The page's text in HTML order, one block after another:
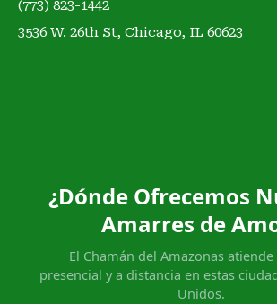
(773) 823-1442
3536 W. 26th St, Chicago, IL 60623
¿Dónde Ofrecemos
Amarres de
El Chamán del Amazonas
presencial y a distancia en estas
Unidos.